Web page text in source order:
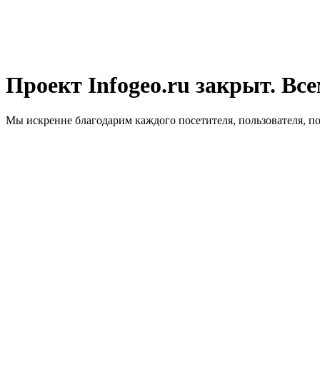
Проект Infogeo.ru закрыт.
Мы искренне благодарим каждого посетителя, пользователя,